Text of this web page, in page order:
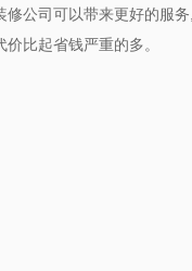
公司可以带来更好的服
比起省钱严重的多。